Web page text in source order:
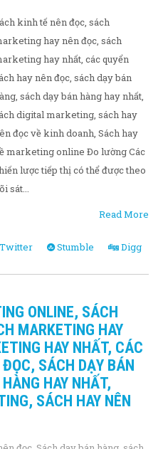
kinh tế nên đọc, sách
hay nên đọc, sách
hay nhất, các quyển
hay nên đọc, sách dạy bán
sách dạy bán hàng hay nhất,
digital marketing, sách hay
đọc về kinh doanh, Sách hay
marketing online Đo lường Các
lược tiếp thị có thể được theo
sát...
Read More
Twitter Stumble Digg
ONLINE, SÁCH
MARKETING HAY
HAY NHẤT, CÁC
ĐỌC, SÁCH DẠY BÁN
HAY NHẤT,
SÁCH HAY NÊN